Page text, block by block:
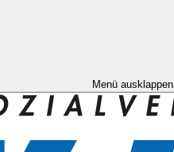
Menü ausklappen